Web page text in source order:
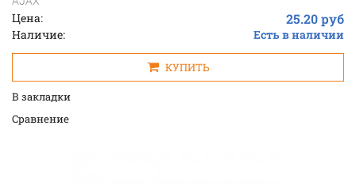
Цена: 25.20 руб
Наличие: Есть в наличии
КУПИТЬ
В закладки
Cравнение